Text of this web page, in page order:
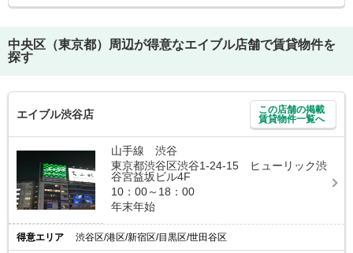
中央区（東京都）
周辺が得意なエイブル店舗で賃貸物件を
探す
エイブル渋谷店
この店舗の掲載
賃貸物件一覧へ
山手線 渋谷
東京都渋谷区渋谷1-24-15 ヒューリック渋
谷宮益坂ビル4F
10：00～18：00
年末年始
得意エリア 渋谷区/港区/新宿区/目黒区/世田谷区